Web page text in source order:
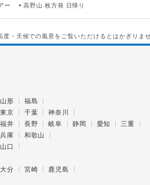
ー 高野山 枚方発 日帰り
・天候での風景をご覧いただけるとはかぎりま
山形
福島
東京 千葉
神奈川
福井 長野 岐阜 静岡 愛知
三重
兵庫
和歌山
山口
大分 宮崎
鹿児島